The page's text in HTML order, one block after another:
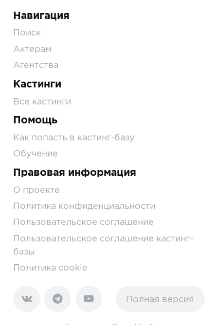
Навигация
Поиск
Актерам
Агентства
Кастинги
Все кастинги
Помощь
Как попасть в кастинг-базу
Обучение
Правовая информация
О проекте
Политика конфиденциальности
Пользовательское соглашение
Пользовательское соглашение кастинг-
базы
Политика cookie
Полная версия